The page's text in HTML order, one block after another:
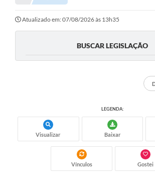
Atualizado em: 07/08/2026 às 13h35
BUSCAR LEGISLAÇÃO
LEGENDA:
Visualizar Baixar
Vínculos Gostei